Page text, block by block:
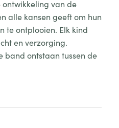
van de
alle kansen geeft om hun
te ontplooien. Elk kind
en verzorging.
band ontstaan tussen de